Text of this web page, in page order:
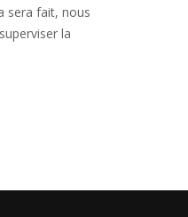
sera fait, nous
la